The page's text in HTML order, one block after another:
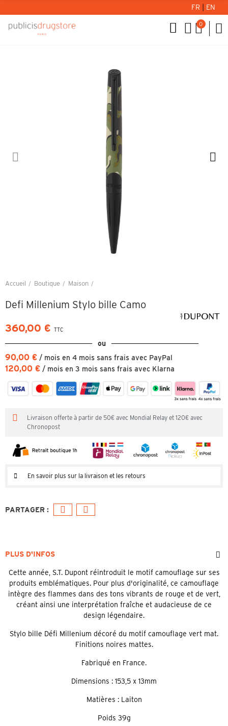
FR EN
0
Accueil Boutique Maison
Defi Millenium Stylo bille Camo
360,00 € TTC
ou
90,00 € / mois en 4 mois sans frais avec PayPal
120,00 € / mois en 3 mois sans frais avec Klarna
Livraison offerte à partir de 50€ avec Mondial Relay et 120€ avec
Chronopost
En savoir plus sur la livraison et les retours
PLUS D'INFOS
Cette année, S.T. Dupont réintroduit le motif camouflage sur ses
produits emblématiques. Pour plus d'originalité, ce camouflage
intègre des flammes dans des tons vibrants de rouge et de vert,
créant ainsi une interprétation fraîche et audacieuse de ce
design légendaire.
Stylo bille Défi Millenium décoré du motif camouflage vert mat.
Finitions noires mattes.
Fabriqué en France.
Dimensions : 153,5 x 13mm
Matières : Laiton
Poids 39g